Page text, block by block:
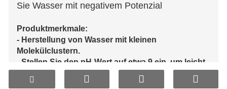
Sie Wasser mit negativem Potenzial
Produktmerkmale:
- Herstellung von Wasser mit kleinen
Molekülclustern.
- Stellen Sie den pH-Wert auf etwa 9 ein, um leicht
alkalisches Wasser zu erhalten.
- Kann verschiedene Spurenelemente freisetzen,